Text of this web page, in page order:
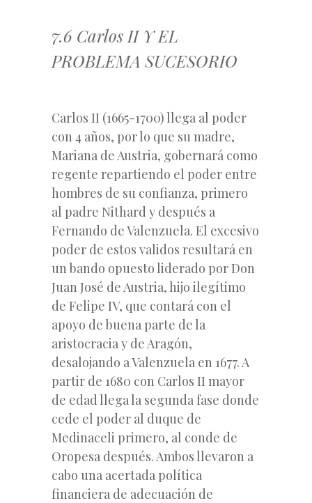
7.6 Carlos II Y EL
PROBLEMA SUCESORIO
Carlos II (1665-1700) llega al poder
con 4 años, por lo que su madre,
Mariana de Austria, gobernará como
regente repartiendo el poder entre
hombres de su confianza, primero
al padre Nithard y después a
Fernando de Valenzuela. El excesivo
poder de estos validos resultará en
un bando opuesto liderado por Don
Juan José de Austria, hijo ilegítimo
de Felipe IV, que contará con el
apoyo de buena parte de la
aristocracia y de Aragón,
desalojando a Valenzuela en 1677. A
partir de 1680 con Carlos II mayor
de edad llega la segunda fase donde
cede el poder al duque de
Medinaceli primero, al conde de
Oropesa después. Ambos llevaron a
cabo una acertada política
financiera de adecuación de